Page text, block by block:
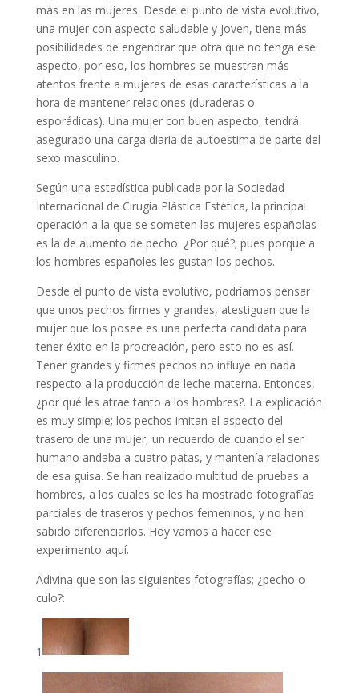
más en las mujeres. Desde el punto de vista evolutivo,
una mujer con aspecto saludable y joven, tiene más
posibilidades de engendrar que otra que no tenga ese
aspecto, por eso, los hombres se muestran más
atentos frente a mujeres de esas características a la
hora de mantener relaciones (duraderas o
esporádicas). Una mujer con buen aspecto, tendrá
asegurado una carga diaria de autoestima de parte del
sexo masculino.
Según una estadística publicada por la Sociedad
Internacional de Cirugía Plástica Estética, la principal
operación a la que se someten las mujeres españolas
es la de aumento de pecho. ¿Por qué?; pues porque a
los hombres españoles les gustan los pechos.
Desde el punto de vista evolutivo, podríamos pensar
que unos pechos firmes y grandes, atestiguan que la
mujer que los posee es una perfecta candidata para
tener éxito en la procreación, pero esto no es así.
Tener grandes y firmes pechos no influye en nada
respecto a la producción de leche materna. Entonces,
¿por qué les atrae tanto a los hombres?. La explicación
es muy simple; los pechos imitan el aspecto del
trasero de una mujer, un recuerdo de cuando el ser
humano andaba a cuatro patas, y mantenía relaciones
de esa guisa. Se han realizado multitud de pruebas a
hombres, a los cuales se les ha mostrado fotografías
parciales de traseros y pechos femeninos, y no han
sabido diferenciarlos. Hoy vamos a hacer ese
experimento aquí.
Adivina que son las siguientes fotografías; ¿pecho o
culo?:
1